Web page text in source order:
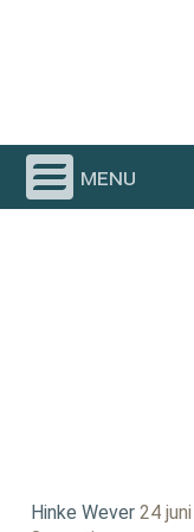
menu
Hinke Wever 24